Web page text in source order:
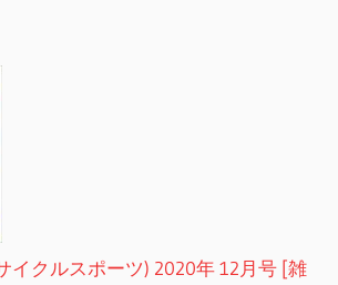
サイクルスポーツ) 2020年 12月号 [雑